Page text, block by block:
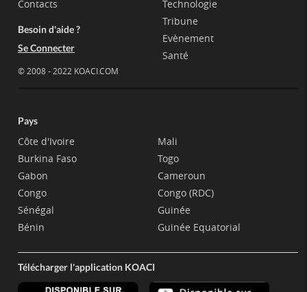
Contacts
Besoin d'aide ?
Se Connecter
© 2008 - 2022 KOACI.COM
Technologie
Tribune
Evènement
Santé
Pays
Côte d'Ivoire
Burkina Faso
Gabon
Congo
Sénégal
Bénin
Mali
Togo
Cameroun
Congo (RDC)
Guinée
Guinée Equatorial
Télécharger l'application KOACI